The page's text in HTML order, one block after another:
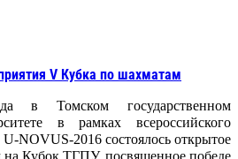
V Кубка по шахматам
в Томском государственном
в рамках всероссийского
U-NOVUS-2016 состоялось открытое
на Кубок ТГПУ, посвященное победе